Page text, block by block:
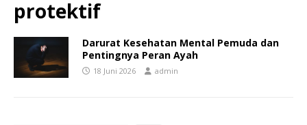
protektif
Darurat Kesehatan Mental Pemuda dan
Pentingnya Peran Ayah
18 Juni 2026 admin